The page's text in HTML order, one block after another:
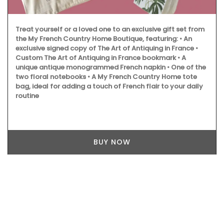
Treat yourself or a loved one to an exclusive gift set from
the My French Country Home Boutique, featuring: • An
exclusive signed copy of The Art of Antiquing in France •
Custom The Art of Antiquing in France bookmark • A
unique antique monogrammed French napkin • One of the
two floral notebooks • A My French Country Home tote
bag, ideal for adding a touch of French flair to your daily
routine
BUY NOW